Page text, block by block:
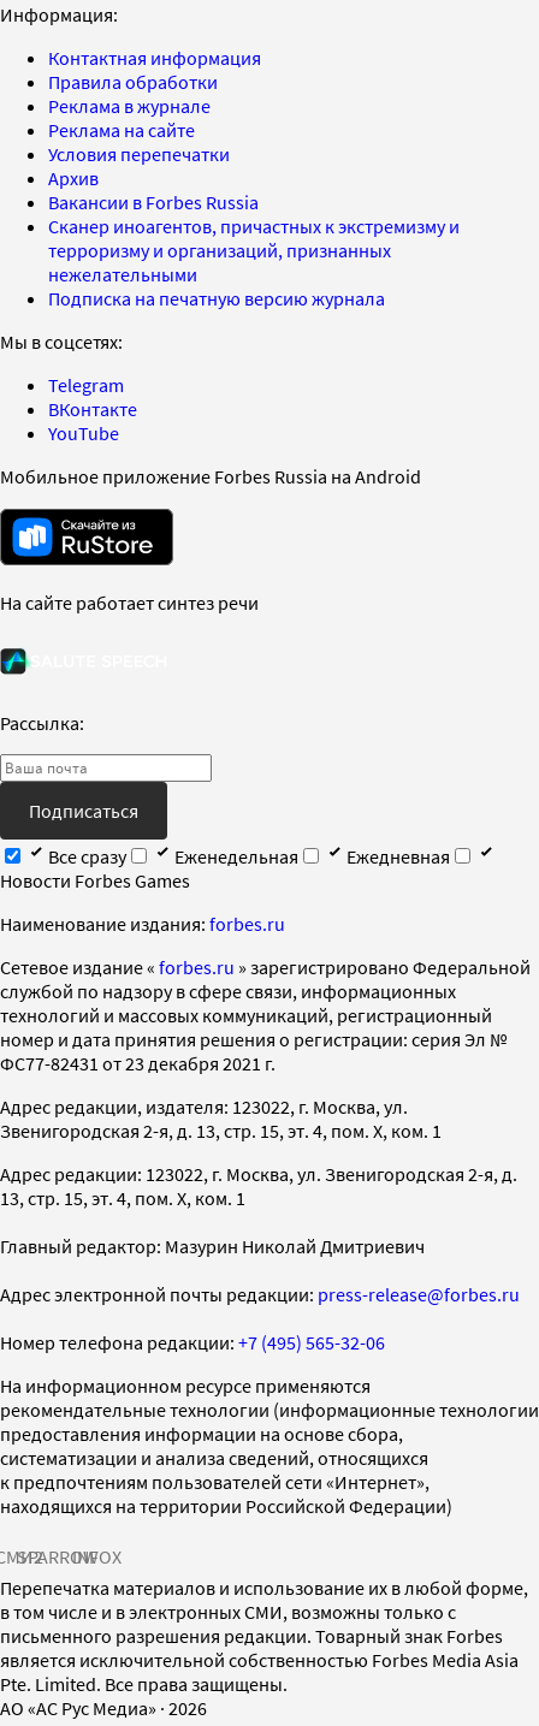
Информация:
Контактная информация
Правила обработки
Реклама в журнале
Реклама на сайте
Условия перепечатки
Архив
Вакансии в Forbes Russia
Сканер иноагентов, причастных к экстремизму и
терроризму и организаций, признанных
нежелательными
Подписка на печатную версию журнала
Мы в соцсетях:
Telegram
ВКонтакте
YouTube
Мобильное приложение Forbes Russia на Android
На сайте работает синтез речи
Рассылка:
Подписаться
Все сразу
Еженедельная
Ежедневная
Новости Forbes Games
Наименование издания: forbes.ru
Cетевое издание « forbes.ru » зарегистрировано Федеральной
службой по надзору в сфере связи, информационных
технологий и массовых коммуникаций, регистрационный
номер и дата принятия решения о регистрации: серия Эл №
ФС77-82431 от 23 декабря 2021 г.
Адрес редакции, издателя: 123022, г. Москва, ул.
Звенигородская 2-я, д. 13, стр. 15, эт. 4, пом. X, ком. 1
Адрес редакции: 123022, г. Москва, ул. Звенигородская 2-я, д.
13, стр. 15, эт. 4, пом. X, ком. 1
Главный редактор: Мазурин Николай Дмитриевич
Адрес электронной почты редакции: press-release@forbes.ru
Номер телефона редакции: +7 (495) 565-32-06
На информационном ресурсе применяются
рекомендательные технологии (информационные технологии
предоставления информации на основе сбора,
систематизации и анализа сведений, относящихся
к предпочтениям пользователей сети «Интернет»,
находящихся на территории Российской Федерации)
SPARROWINFOX
Перепечатка материалов и использование их в любой форме,
в том числе и в электронных СМИ, возможны только с
письменного разрешения редакции. Товарный знак Forbes
является исключительной собственностью Forbes Media Asia
Pte. Limited. Все права защищены.
AO «АС Рус Медиа» · 2026